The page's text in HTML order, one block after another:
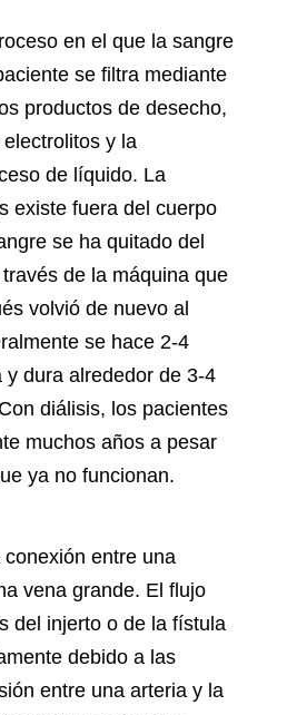
en el que la sangre
se filtra mediante
productos de desecho,
y la
de líquido. La
existe fuera del cuerpo
se ha quitado del
de la máquina que
volvió de nuevo al
se hace 2-4
y dura alrededor de 3-4
diálisis, los pacientes
muchos años a pesar
ya no funcionan.
entre una
vena grande. El flujo
del injerto o de la fístula
debido a las
entre una arteria y la